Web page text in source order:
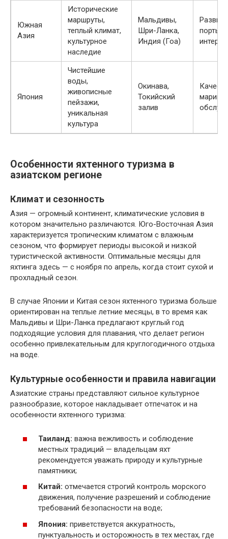
Южная
Азия
Исторические
маршруты,
теплый климат,
культурное
наследие
Мальдивы,
Шри-Ланка,
Индия (Гоа)
порты,
Япония
Чистейшие
воды,
живописные
пейзажи,
уникальная
культура
Окинава,
Токийский
залив
Особенности яхтенного туризма в
азиатском регионе
Климат и сезонность
Азия — огромный континент, климатические условия в
котором значительно различаются. Юго-Восточная Азия
характеризуется тропическим климатом с влажным
сезоном, что формирует периоды высокой и низкой
туристической активности. Оптимальные месяцы для
яхтинга здесь — с ноября по апрель, когда стоит сухой и
прохладный сезон.
В случае Японии и Китая сезон яхтенного туризма больше
ориентирован на теплые летние месяцы, в то время как
Мальдивы и Шри-Ланка предлагают круглый год
подходящие условия для плавания, что делает регион
особенно привлекательным для круглогодичного отдыха
на воде.
Культурные особенности и правила навигации
Азиатские страны представляют сильное культурное
разнообразие, которое накладывает отпечаток и на
особенности яхтенного туризма:
Таиланд: важна вежливость и соблюдение
местных традиций — владельцам яхт
рекомендуется уважать природу и культурные
памятники;
Китай: отмечается строгий контроль морского
движения, получение разрешений и соблюдение
требований безопасности на воде;
Япония: приветствуется аккуратность,
пунктуальность и осторожность в тех местах, где